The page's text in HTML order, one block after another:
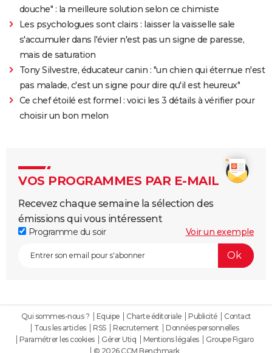
douche" : la meilleure solution selon ce chimiste
Les psychologues sont clairs : laisser la vaisselle sale
s'accumuler dans l'évier n'est pas un signe de paresse,
mais de saturation
Tony Silvestre, éducateur canin : "un chien qui éternue n'est
pas malade, c'est un signe pour dire qu'il est heureux"
Ce chef étoilé est formel : voici les 3 détails à vérifier pour
choisir un bon melon
VOS PROGRAMMES PAR E-MAIL
Recevez chaque semaine la sélection des
émissions qui vous intéressent
Programme du soir Voir un exemple
Qui sommes-nous ? Equipe Charte éditoriale Publicité
Contact
Tous les articles
RSS Recrutement
Données personnelles
Paramétrer les cookies
Gérer Utiq Mentions légales
Groupe Figaro
© 2026 CCM Benchmark